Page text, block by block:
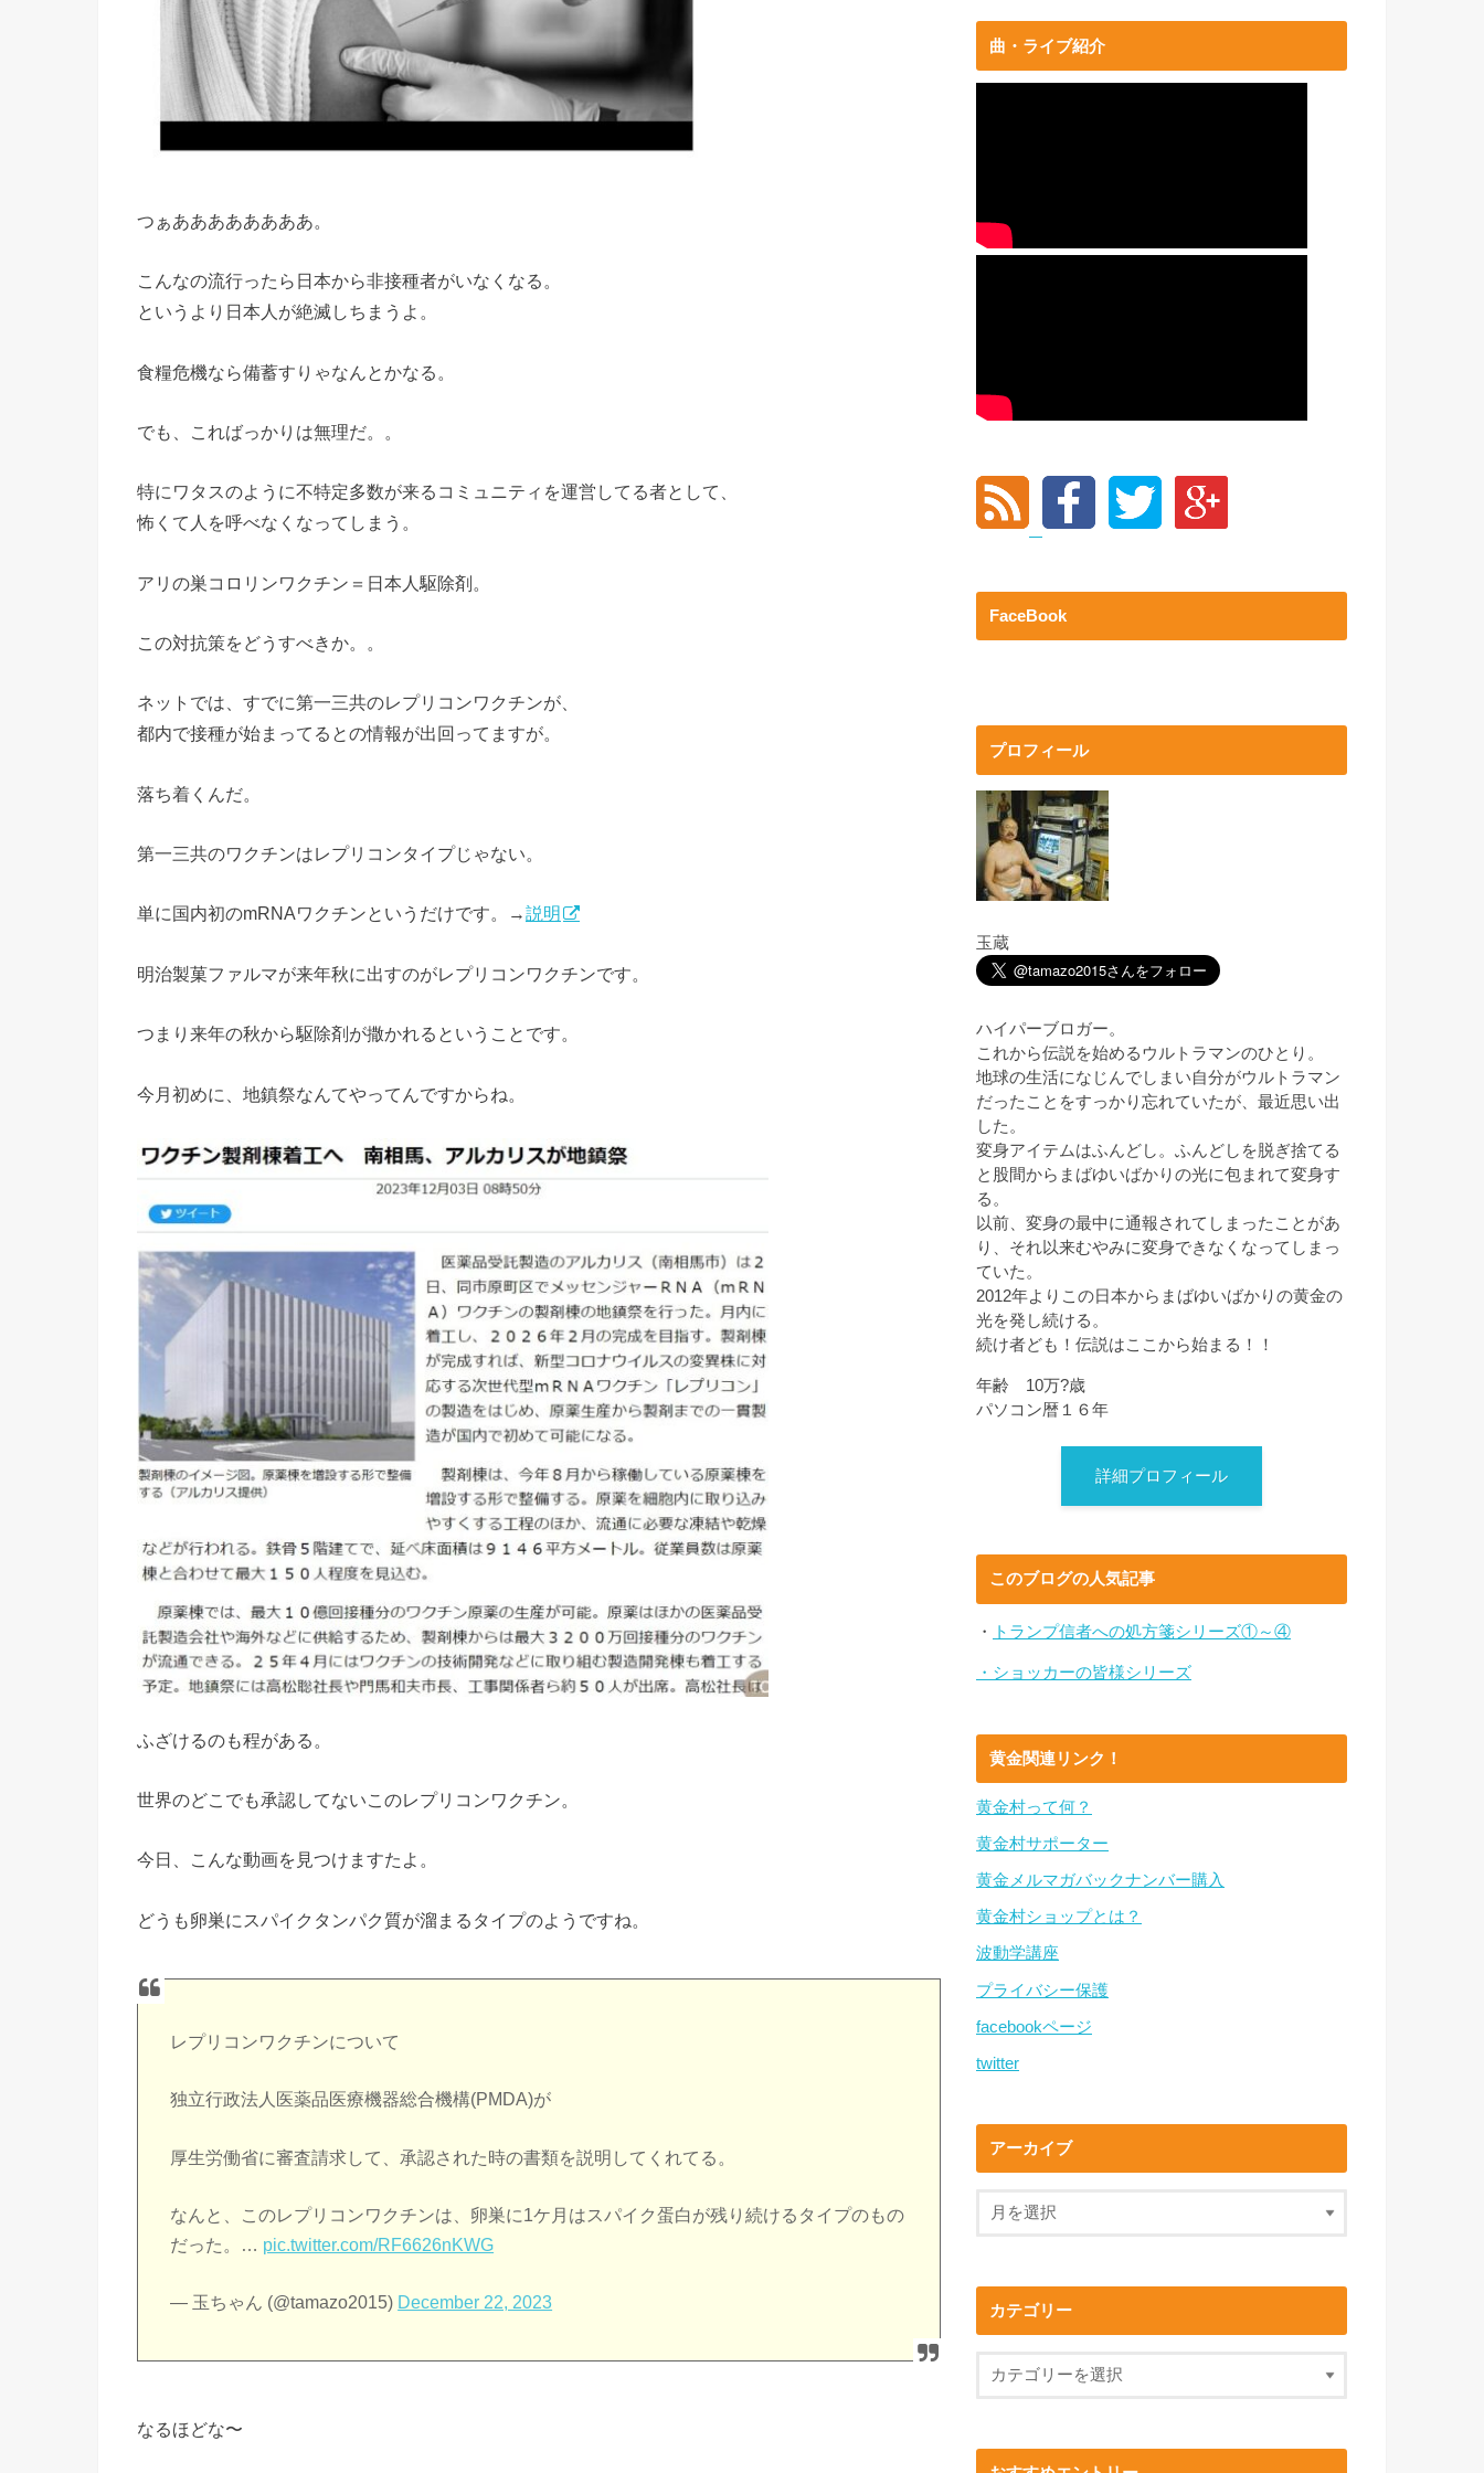
つぁああああああああ。
こんなの流行ったら日本から非接種者がいなくなる。
というより日本人が絶滅しちまうよ。
食糧危機なら備蓄すりゃなんとかなる。
でも、こればっかりは無理だ。。
特にワタスのように不特定多数が来るコミュニティを運営してる者として、
怖くて人を呼べなくなってしまう。
アリの巣コロリンワクチン＝日本人駆除剤。
この対抗策をどうすべきか。。
ネットでは、すでに第一三共のレプリコンワクチンが、
都内で接種が始まってるとの情報が出回ってますが。
落ち着くんだ。
第一三共のワクチンはレプリコンタイプじゃない。
単に国内初のmRNAワクチンというだけです。→説明
明治製菓ファルマが来年秋に出すのがレプリコンワクチンです。
つまり来年の秋から駆除剤が撒かれるということです。
今月初めに、地鎮祭なんてやってんですからね。
ふざけるのも程がある。
世界のどこでも承認してないこのレプリコンワクチン。
今日、こんな動画を見つけますたよ。
どうも卵巣にスパイクタンパク質が溜まるタイプのようですね。
レプリコンワクチンについて
独立行政法人医薬品医療機器総合機構(PMDA)が
厚生労働省に審査請求して、承認された時の書類を説明してくれてる。
なんと、このレプリコンワクチンは、卵巣に1ケ月はスパイク蛋白が残り続けるタイプのもの
だった。… pic.twitter.com/RF6626nKWG
— 玉ちゃん (@tamazo2015) December 22, 2023
なるほどな〜
曲・ライブ紹介
FaceBook
プロフィール
玉蔵
ハイパーブロガー。
これから伝説を始めるウルトラマンのひとり。
地球の生活になじんでしまい自分がウルトラマン
だったことをすっかり忘れていたが、最近思い出
した。
変身アイテムはふんどし。ふんどしを脱ぎ捨てる
と股間からまばゆいばかりの光に包まれて変身す
る。
以前、変身の最中に通報されてしまったことがあ
り、それ以来むやみに変身できなくなってしまっ
ていた。
2012年よりこの日本からまばゆいばかりの黄金の
光を発し続ける。
続け者ども！伝説はここから始まる！！
年齢 10万?歳
パソコン暦１６年
詳細プロフィール
このブログの人気記事
・ トランプ信者への処方箋シリーズ①～④
・ショッカーの皆様シリーズ
黄金関連リンク！
黄金村って何？
黄金村サポーター
黄金メルマガバックナンバー購入
黄金村ショップとは？
波動学講座
プライバシー保護
facebookページ
twitter
アーカイブ
カテゴリー